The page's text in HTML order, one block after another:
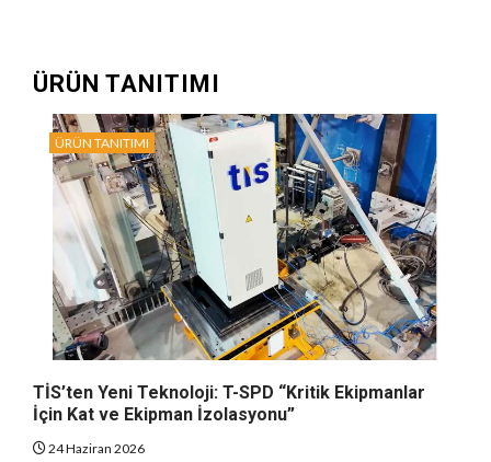
ÜRÜN TANITIMI
ÜRÜN TANITIMI
TİS’ten Yeni Teknoloji: T-SPD “Kritik Ekipmanlar
İçin Kat ve Ekipman İzolasyonu”
24 Haziran 2026